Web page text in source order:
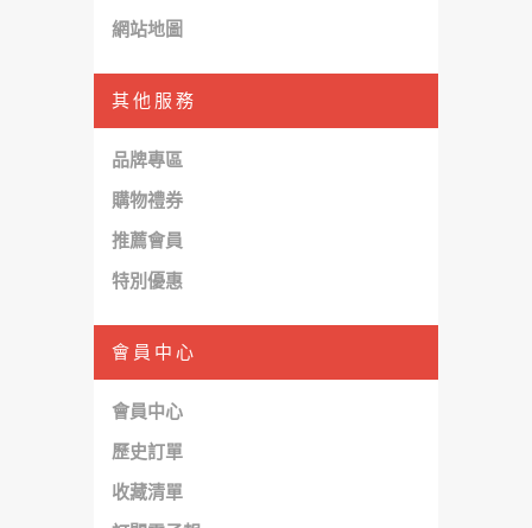
網站地圖
其他服務
品牌專區
購物禮券
推薦會員
特別優惠
會員中心
會員中心
歷史訂單
收藏清單